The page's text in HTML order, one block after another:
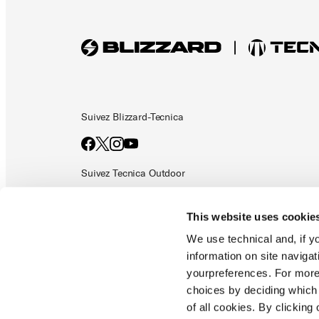
This website uses
We use technical and, if
information on site
yourpreferences. For
choices by deciding
of all cookies. By clicking
Suivez Blizzard-Tecnica
Suivez Tecnica Outdoor
Politique de confidentialité